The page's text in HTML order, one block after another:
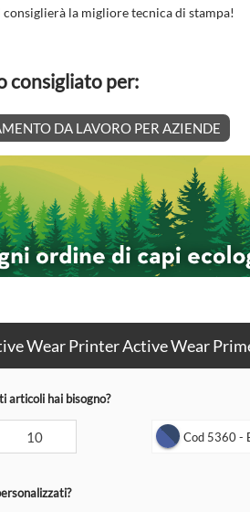
la migliore tecnica di stampa!
consigliato per:
DA LAVORO PER AZIENDE
Wear Printer Active Wear
articoli hai bisogno?
Cod 5360 -